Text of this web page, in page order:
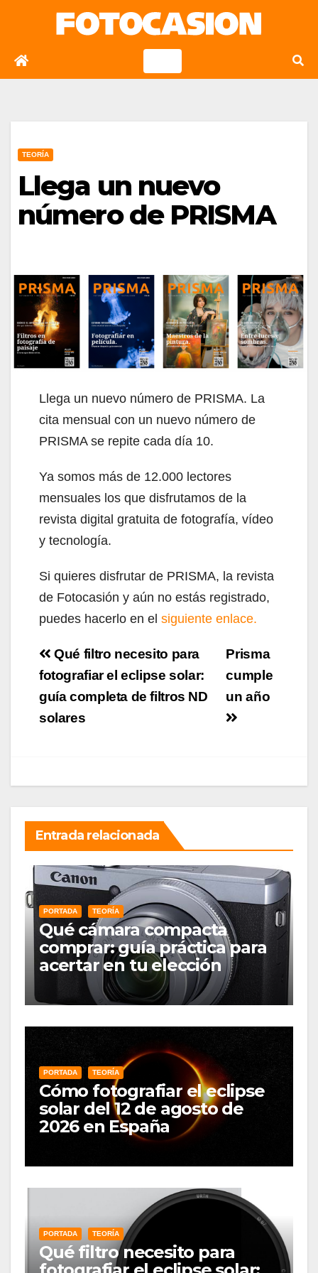
contenido
TEORÍA
Llega un nuevo
número de PRISMA
Llega un nuevo número de PRISMA. La
cita mensual con un nuevo número de
PRISMA se repite cada día 10.
Ya somos más de 12.000 lectores
mensuales los que disfrutamos de la
revista digital gratuita de fotografía, vídeo
y tecnología.
Si quieres disfrutar de PRISMA, la revista
de Fotocasión y aún no estás registrado,
puedes hacerlo en el siguiente enlace.
Navegación
de
entradas
Prisma
cumple
un año
Qué filtro necesito para
fotografiar el eclipse solar:
guía completa de filtros ND
solares
Entrada relacionada
PORTADA TEORÍA
Qué cámara compacta
comprar: guía práctica para
acertar en tu elección
PORTADA TEORÍA
Cómo fotografiar el eclipse
solar del 12 de agosto de
2026 en España
PORTADA TEORÍA
Qué filtro necesito para